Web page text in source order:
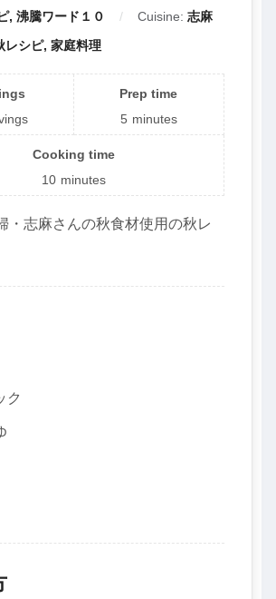
, 沸騰ワード１０ Cuisine: 志麻
レシピ, 家庭料理
Prep time
5 minutes
Cooking time
10 minutes
・志麻さんの秋食材使用の秋レ
ク